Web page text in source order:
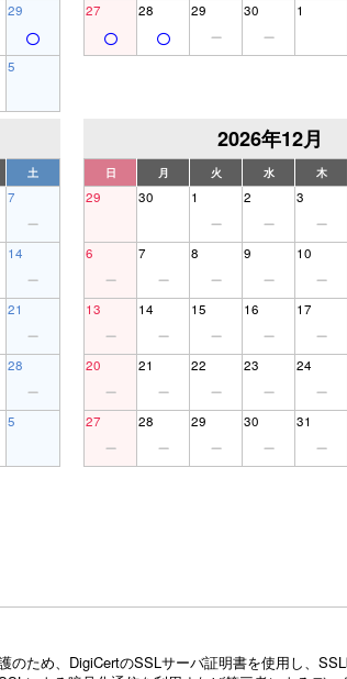
29
5
27 28 29 30 1
土
7
14
21
28
5
2026年12月
日 月 火 水 木
29 30 1 2 3
6 7 8 9 10
13 14 15 16 17
20 21 22 23 24
27 28 29 30 31
のため、DigiCertのSSLサーバ証明書を使用し、